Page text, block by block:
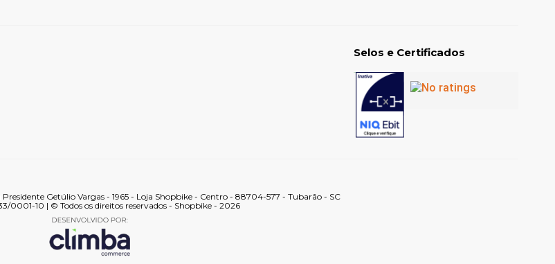
Selos e Certificados
Getúlio Vargas - 1965 - Loja Shopbike - Centro - 88704-577 - Tubarão - SC
0001-10 | © Todos os direitos reservados - Shopbike - 2026